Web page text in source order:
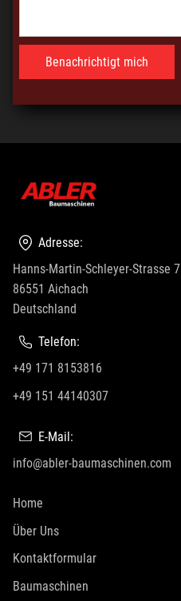
Adresse:
Hanns-Martin-Schleyer-Strasse 7
86551 Aichach
Deutschland
Telefon:
+49 171 8153816
+49 151 44140307
E-Mail:
info@abler-baumaschinen.com
Home
Über Uns
Kontaktformular
Baumaschinen